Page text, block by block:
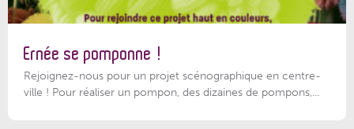
Ernée se pomponne !
Rejoignez-nous pour un projet scénographique en centre-
ville ! Pour réaliser un pompon, des dizaines de pompons,...